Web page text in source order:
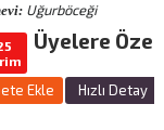
Uğurböceği
Üyelere Özel
Ekle Hızlı Detay